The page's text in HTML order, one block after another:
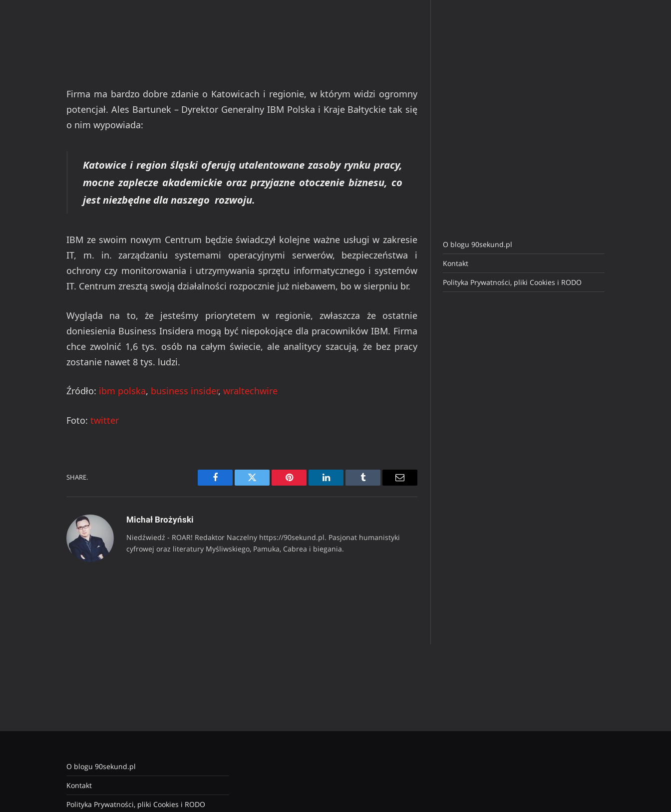
Firma ma bardzo dobre zdanie o Katowicach i regionie, w którym widzi ogromny
potencjał. Ales Bartunek – Dyrektor Generalny IBM Polska i Kraje Bałtyckie tak się
o nim wypowiada:
Katowice i region śląski oferują utalentowane zasoby rynku pracy,
mocne zaplecze akademickie oraz przyjazne otoczenie biznesu, co
jest niezbędne dla naszego rozwoju.
IBM ze swoim nowym Centrum będzie świadczył kolejne ważne usługi w zakresie
IT, m. in. zarządzaniu systemami operacyjnymi serwerów, bezpieczeństwa i
ochrony czy monitorowania i utrzymywania sprzętu informatycznego i systemów
IT. Centrum zresztą swoją działalności rozpocznie już niebawem, bo w sierpniu br.
Wygląda na to, że jesteśmy priorytetem w regionie, zwłaszcza że ostatnie
doniesienia Business Insidera mogą być niepokojące dla pracowników IBM. Firma
chce zwolnić 1,6 tys. osób na całym świecie, ale analitycy szacują, że bez pracy
zostanie nawet 8 tys. ludzi.
Źródło: ibm polska, business insider, wraltechwire
Foto: twitter
SHARE.
Facebook Twitter Pinterest LinkedIn Tumblr Email
Michał Brożyński
Niedźwiedź - ROAR! Redaktor Naczelny https://90sekund.pl. Pasjonat humanistyki
cyfrowej oraz literatury Myśliwskiego, Pamuka, Cabrea i biegania.
O blogu 90sekund.pl
Kontakt
Polityka Prywatności, pliki Cookies i RODO
O blogu 90sekund.pl
Kontakt
Polityka Prywatności, pliki Cookies i RODO